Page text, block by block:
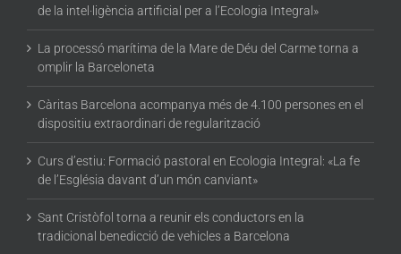
de la intel·ligència artificial per a l’Ecologia Integral»
La processó marítima de la Mare de Déu del Carme torna a
omplir la Barceloneta
Càritas Barcelona acompanya més de 4.100 persones en el
dispositiu extraordinari de regularització
Curs d’estiu: Formació pastoral en Ecologia Integral: «La fe
de l’Església davant d’un món canviant»
Sant Cristòfol torna a reunir els conductors en la
tradicional benedicció de vehicles a Barcelona